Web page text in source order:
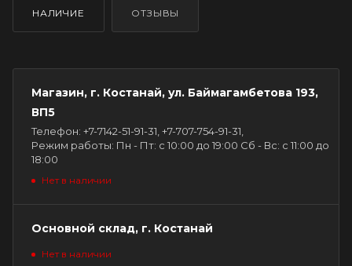
НАЛИЧИЕ ОТЗЫВЫ
Магазин, г. Костанай, ул. Баймагамбетова 193,
ВП5
Телефон: +7-7142-51-91-31, +7-707-754-91-31,
Режим работы: Пн - Пт: с 10:00 до 19:00 Сб - Вс: с 11:00 до
18:00
Нет в наличии
Основной склад, г. Костанай
Нет в наличии